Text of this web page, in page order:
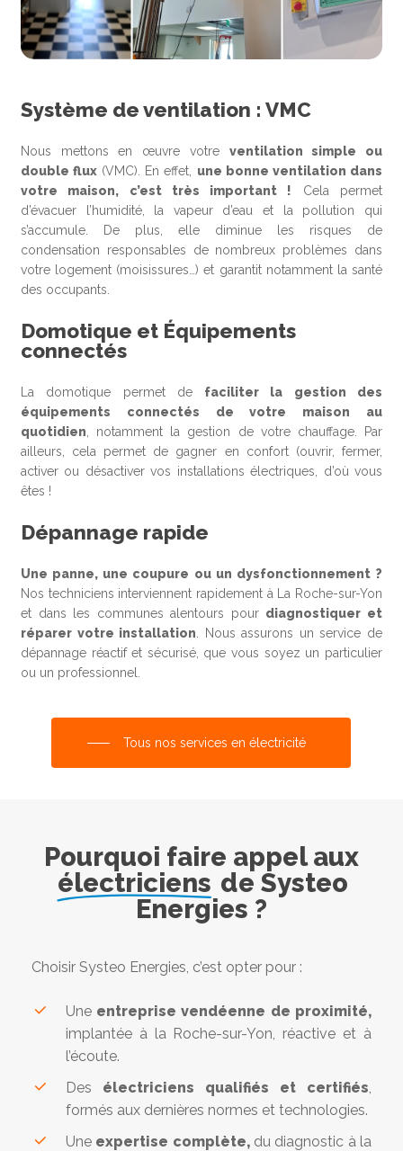
Système de ventilation : VMC
Nous mettons en œuvre votre ventilation simple ou
double flux (VMC). En effet, une bonne ventilation dans
votre maison, c’est très important ! Cela permet
d’évacuer l’humidité, la vapeur d’eau et la pollution qui
s’accumule. De plus, elle diminue les risques de
condensation responsables de nombreux problèmes dans
votre logement (moisissures…) et garantit notamment la santé
des occupants.
Domotique et Équipements
connectés
La domotique permet de faciliter la gestion des
équipements connectés de votre maison au
quotidien , notamment la gestion de votre chauffage. Par
ailleurs, cela permet de gagner en confort (ouvrir, fermer,
activer ou désactiver vos installations électriques, d’où vous
êtes !
Dépannage rapide
Une panne, une coupure ou un dysfonctionnement ?
Nos techniciens interviennent rapidement à La Roche-sur-Yon
et dans les communes alentours pour diagnostiquer et
réparer votre installation . Nous assurons un service de
dépannage réactif et sécurisé, que vous soyez un particulier
ou un professionnel.
Tous nos services en électricité
Pourquoi faire appel aux
électriciens de Systeo
Energies ?
Choisir Systeo Energies, c’est opter pour :
Une entreprise vendéenne de proximité,
implantée à la Roche-sur-Yon, réactive et à
l’écoute.
Des électriciens qualifiés et certifiés
formés aux dernières normes et technologies.
Uneexpertise complète,du diagnostic à la